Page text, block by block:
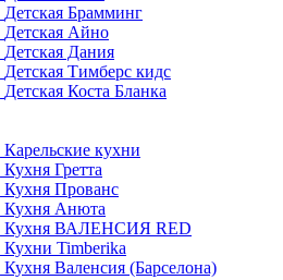
Детская Брамминг
Детская Айно
Детская Дания
Детская Тимберс кидс
Детская Коста Бланка
Карельские кухни
Кухня Гретта
Кухня Прованс
Кухня Анюта
Кухня ВАЛЕНСИЯ RED
Кухни Timberika
Кухня Валенсия (Барселона)